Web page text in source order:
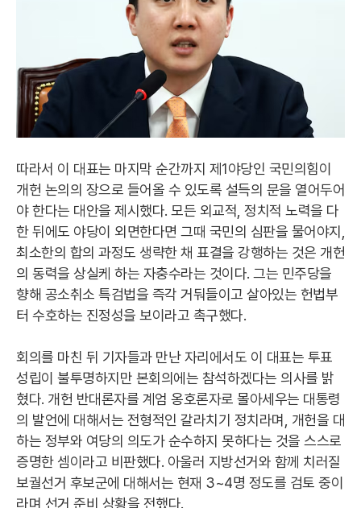
따라서 이 대표는 마지막 순간까지 제1야당인 국민의힘이
개헌 논의의 장으로 들어올 수 있도록 설득의 문을 열어두어
야 한다는 대안을 제시했다. 모든 외교적, 정치적 노력을 다
한 뒤에도 야당이 외면한다면 그때 국민의 심판을 물어야지,
최소한의 합의 과정도 생략한 채 표결을 강행하는 것은 개헌
의 동력을 상실케 하는 자충수라는 것이다. 그는 민주당을
향해 공소취소 특검법을 즉각 거둬들이고 살아있는 헌법부
터 수호하는 진정성을 보이라고 촉구했다.
회의를 마친 뒤 기자들과 만난 자리에서도 이 대표는 투표
성립이 불투명하지만 본회의에는 참석하겠다는 의사를 밝
혔다. 개헌 반대론자를 계엄 옹호론자로 몰아세우는 대통령
의 발언에 대해서는 전형적인 갈라치기 정치라며, 개헌을 대
하는 정부와 여당의 의도가 순수하지 못하다는 것을 스스로
증명한 셈이라고 비판했다. 아울러 지방선거와 함께 치러질
보궐선거 후보군에 대해서는 현재 3~4명 정도를 검토 중이
라며 선거 준비 상황을 전했다.